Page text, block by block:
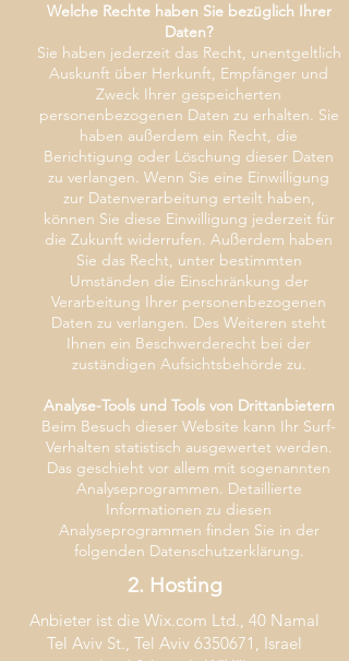
Welche Rechte haben Sie bezüglich Ihrer
Daten?
Sie haben jederzeit das Recht, unentgeltlich
Auskunft über Herkunft, Empfänger und
Zweck Ihrer gespeicherten
personenbezogenen Daten zu erhalten. Sie
haben außerdem ein Recht, die
Berichtigung oder Löschung dieser Daten
zu verlangen. Wenn Sie eine Einwilligung
zur Datenverarbeitung erteilt haben,
können Sie diese Einwilligung jederzeit für
die Zukunft widerrufen. Außerdem haben
Sie das Recht, unter bestimmten
Umständen die Einschränkung der
Verarbeitung Ihrer personenbezogenen
Daten zu verlangen. Des Weiteren steht
Ihnen ein Beschwerderecht bei der
zuständigen Aufsichtsbehörde zu.
Analyse-Tools und Tools von Drittanbietern
Beim Besuch dieser Website kann Ihr Surf-
Verhalten statistisch ausgewertet werden.
Das geschieht vor allem mit sogenannten
Analyseprogrammen. Detaillierte
Informationen zu diesen
Analyseprogrammen finden Sie in der
folgenden Datenschutzerklärung.
2. Hosting
Anbieter ist die Wix.com Ltd., 40 Namal
Tel Aviv St., Tel Aviv 6350671 , Israel